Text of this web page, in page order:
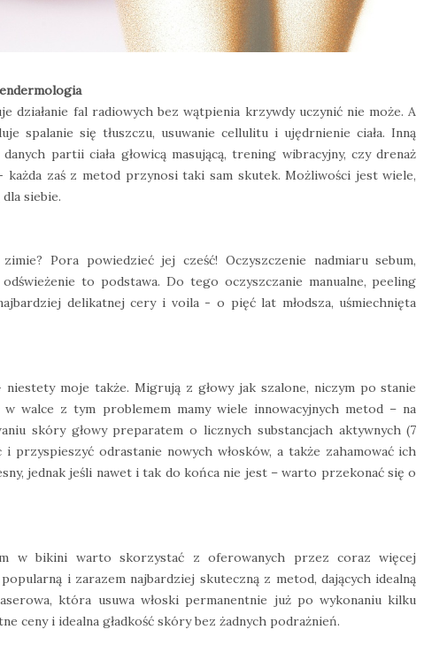
działanie fal radiowych bez wątpienia krzywdy uczynić nie może. A
spalanie się tłuszczu, usuwanie cellulitu i ujędrnienie ciała. Inną
partii ciała głowicą masującą, trening wibracyjny, czy drenaż
zaś z metod przynosi taki sam skutek. Możliwości jest wiele,
siebie.
Pora powiedzieć jej cześć! Oczyszczenie nadmiaru sebum,
to podstawa. Do tego oczyszczanie manualne, peeling
delikatnej cery i voila - o pięć lat młodsza, uśmiechnięta
moje także. Migrują z głowy jak szalone, niczym po stanie
walce z tym problemem mamy wiele innowacyjnych metod – na
skóry głowy preparatem o licznych substancjach aktywnych (7
odrastanie nowych włosków, a także zahamować ich
jednak jeśli nawet i tak do końca nie jest – warto przekonać się o
w bikini warto skorzystać z oferowanych przez coraz więcej
i zarazem najbardziej skuteczną z metod, dających idealną
która usuwa włoski permanentnie już po wykonaniu kilku
ceny i idealna gładkość skóry bez żadnych podrażnień.